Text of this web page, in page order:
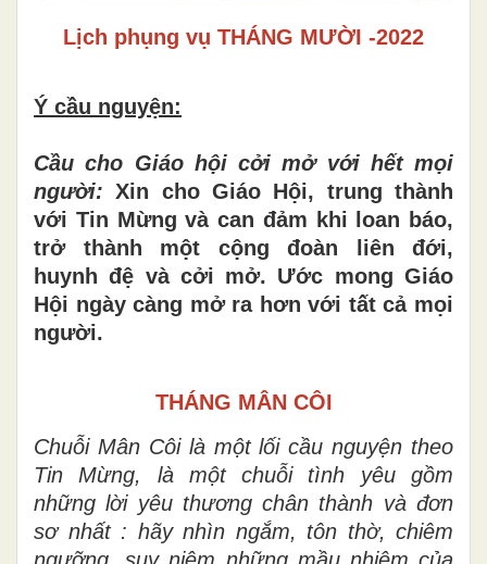
Lịch phụng vụ THÁNG MƯỜI -2022
Ý cầu nguyện:
Cầu cho Giáo hội cởi mở với hết mọi
người: Xin cho Giáo Hội, trung thành
với Tin Mừng và can đảm khi loan báo,
trở thành một cộng đoàn liên đới,
huynh đệ và cởi mở. Ước mong Giáo
Hội ngày càng mở ra hơn với tất cả mọi
người.
THÁNG MÂN CÔI
Chuỗi Mân Côi là một lối cầu nguyện theo
Tin Mừng, là một chuỗi tình yêu gồm
những lời yêu thương chân thành và đơn
sơ nhất : hãy nhìn ngắm, tôn thờ, chiêm